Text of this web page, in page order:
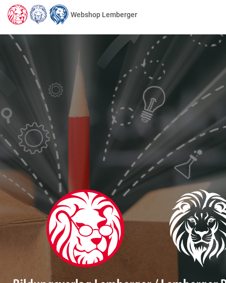
Webshop Lemberger